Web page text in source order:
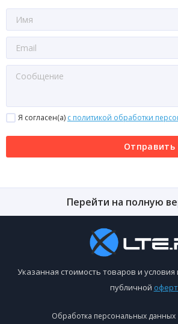
Я согласен(a) с политикой обработки
Отправить
Перейти на полную
Указанная стоимость товаров и
публичной
Обработка персональных данных